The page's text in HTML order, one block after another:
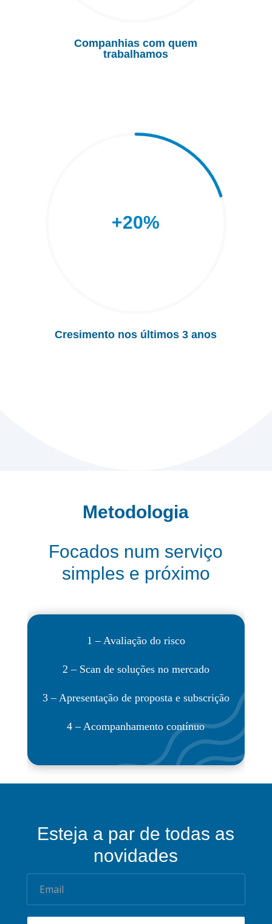
Companhias com quem
trabalhamos
+20%
Cresimento nos últimos 3 anos
Metodologia
Focados num serviço
simples e próximo
1 – Avaliação do risco
2 – Scan de soluções no mercado
3 – Apresentação de proposta e subscrição
4 – Acompanhamento contínuo
Esteja a par de todas as
novidades
Email